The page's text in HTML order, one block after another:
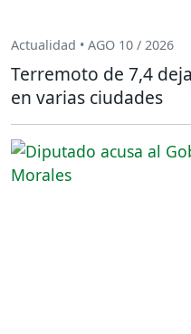
Actualidad • AGO 10 / 2026
Terremoto de 7,4
en varias ciudades